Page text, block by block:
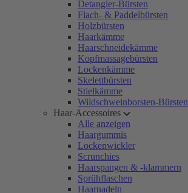
Detangler-Bürsten
Flach- & Paddelbürsten
Holzbürsten
Haarkämme
Haarschneidekämme
Kopfmassagebürsten
Lockenkämme
Skelettbürsten
Stielkämme
Wildschweinborsten-Bürsten
Haar-Accessoires
Alle anzeigen
Haargummis
Lockenwickler
Scrunchies
Haarspangen & -klammern
Sprühflaschen
Haarnadeln